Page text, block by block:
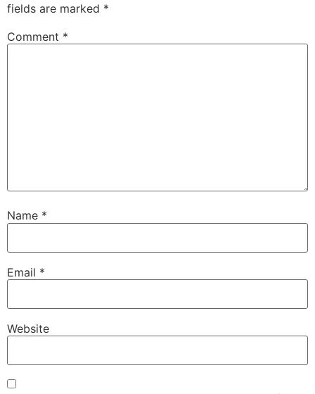
fields are marked *
Comment *
Name *
Email *
Website